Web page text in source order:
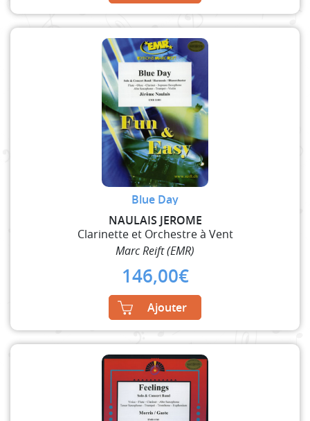
Blue Day
NAULAIS JEROME
Clarinette et Orchestre à Vent
Marc Reift (EMR)
146,00€
Ajouter